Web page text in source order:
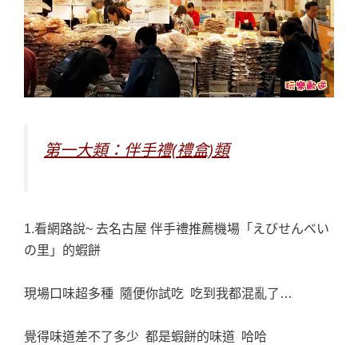
第一大類：伴手禮(禮盒)類
1.看網路說~ 去名古屋 伴手禮推薦機場「えびせんべい
の里」的蝦餅
現場口味超多種 隨便你試吃 吃到我都混亂了…
覺得味道差不了多少 都是蝦餅的味道 哈哈